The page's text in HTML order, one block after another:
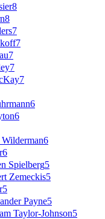
8
8
7
7
7
7
7
6
6
6
6
Spielberg5
Zemeckis5
5
Payne5
Taylor-Johnson5